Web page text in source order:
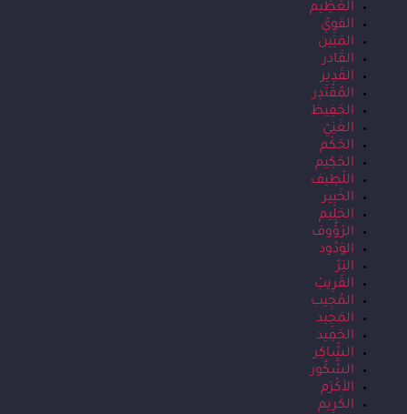
العَظِيم
القوِيّ
المَتِين
القَادر
القَدِير
المُقْتَدِر
الحَفِيظ
الغَنِيّ
الحَكَم
الحَكِيم
اللّطِيف
الخَبِير
الحَلِيم
الرَؤُوف
الوَدُود
البَرّ
القَرِيبْ
المُجِيب
المَجِيد
الحَمِيد
الشّاكِر
الشَّكُور
الأكْرَم
الكَرِيم